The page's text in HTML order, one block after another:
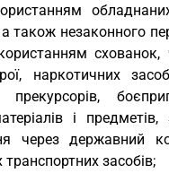
також незаконного
наркотичних
і
через державний
засобів;